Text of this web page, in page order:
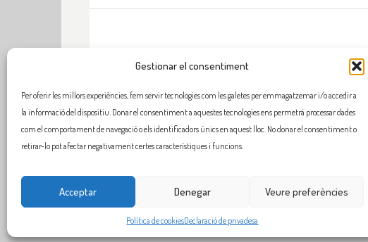
Gestionar el consentiment
Per oferir les millors experiències, fem servir tecnologies com les galetes per emmagatzemar i/o accedir a
la informació del dispositiu. Donar el consentiment a aquestes tecnologies ens permetrà processar dades
com el comportament de navegació o els identificadors únics en aquest lloc. No donar el consentiment o
retirar-lo pot afectar negativament certes característiques i funcions.
Acceptar Denegar Veure preferències
Política de cookiesDeclaració de privadesa